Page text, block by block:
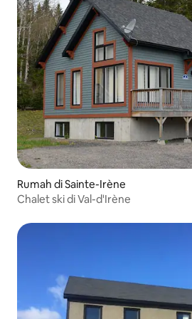
Rumah di Sainte-Irène
Chalet ski di Val-d'Irène